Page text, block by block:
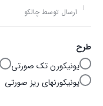
ارسال توسط چالکو
طرح
یونیکورن تک صورتی
یونیکورنهای ریز صورتی